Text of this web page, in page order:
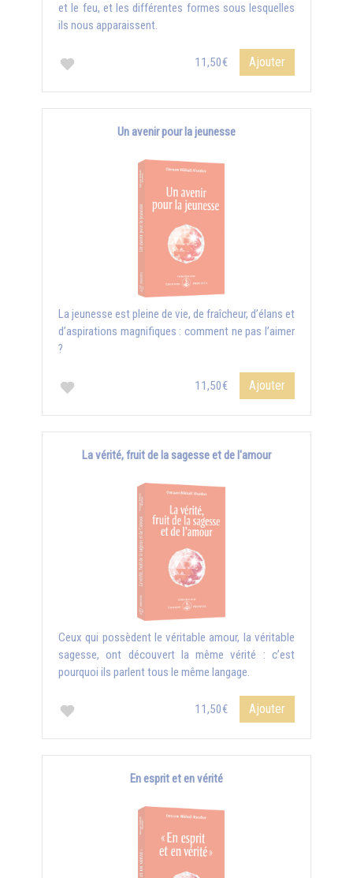
et le feu, et les différentes formes sous lesquelles
ils nous apparaissent.
11,50€ Ajouter
Un avenir pour la jeunesse
La jeunesse est pleine de vie, de fraîcheur, d’élans et
d’aspirations magnifiques : comment ne pas l’aimer
?
11,50€ Ajouter
La vérité, fruit de la sagesse et de l'amour
Ceux qui possèdent le véritable amour, la véritable
sagesse, ont découvert la même vérité : c’est
pourquoi ils parlent tous le même langage.
11,50€ Ajouter
En esprit et en vérité